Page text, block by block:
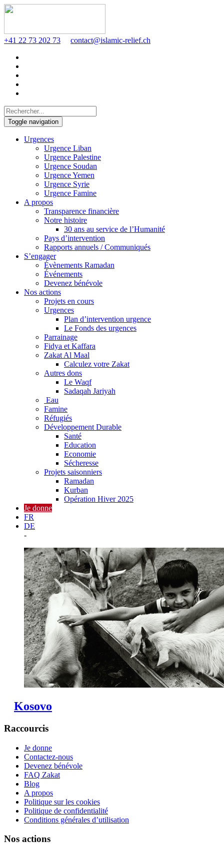
+41 22 73 202 73 contact@islamic-relief.ch
Toggle navigation
Urgences
Urgence Liban
Urgence Palestine
Urgence Soudan
Urgence Yemen
Urgence Syrie
Urgence Famine
A propos
Transparence financière
Notre histoire
30 ans au service de l’Humanité
Pays d’intervention
Rapports annuels / Communiqués
S’engager
Évènements Ramadan
Événements
Devenez bénévole
Nos actions
Projets en cours
Urgences
Plan d’intervention urgence
Le Fonds des urgences
Parrainage
Fidya et Kaffara
Zakat Al Maal
Calculez votre Zakat
Autres dons
Le Waqf
Sadaqah Jariyah
Eau
Famine
Réfugiés
Développement Durable
Santé
Education
Economie
Sécheresse
Projets saisonniers
Ramadan
Kurban
Opération Hiver 2025
Je donne
FR
DE
-
Kosovo
Raccourcis
Je donne
Contactez-nous
Devenez bénévole
FAQ Zakat
Blog
A propos
Politique sur les cookies
Politique de confidentialité
Conditions générales d’utilisation
Nos actions